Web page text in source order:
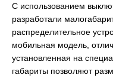
С использованием
разработали
распределительное
мобильная модель,
установленная на
габариты позволяют